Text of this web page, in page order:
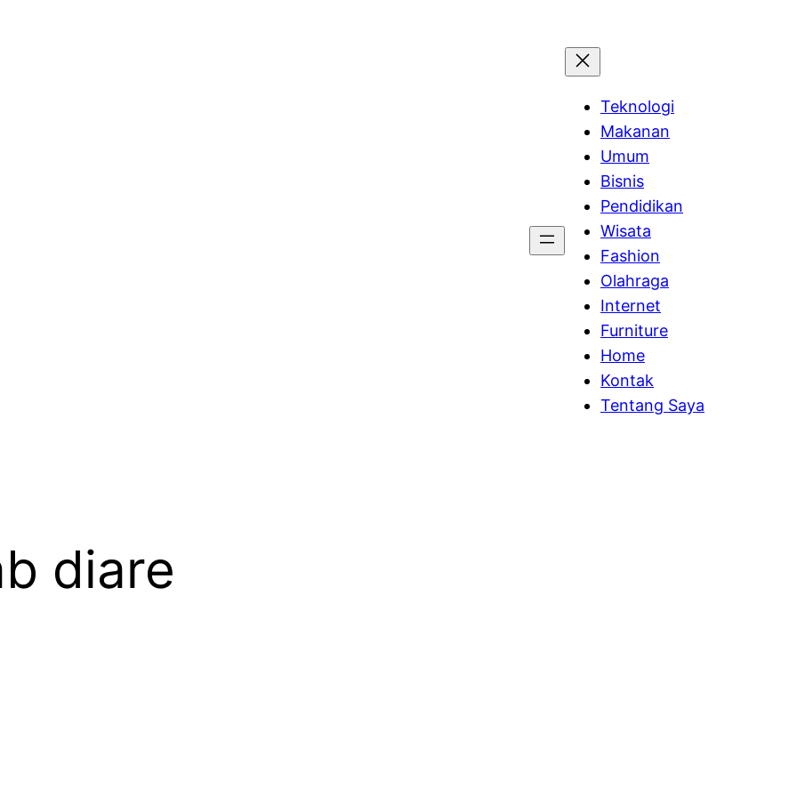
Teknologi
Makanan
Umum
Bisnis
Pendidikan
Wisata
Fashion
Olahraga
Internet
Furniture
Home
Kontak
Tentang Saya
diare